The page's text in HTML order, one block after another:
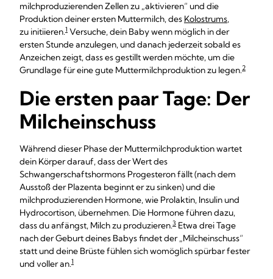
milchproduzierenden Zellen zu „aktivieren“ und die
Produktion deiner ersten Muttermilch, des Kolostrums,
zu initiieren.1 Versuche, dein Baby wenn möglich in der
ersten Stunde anzulegen, und danach jederzeit sobald es
Anzeichen zeigt, dass es gestillt werden möchte, um die
Grundlage für eine gute Muttermilchproduktion zu legen.2
Die ersten paar Tage: Der
Milcheinschuss
Während dieser Phase der Muttermilchproduktion wartet
dein Körper darauf, dass der Wert des
Schwangerschaftshormons Progesteron fällt (nach dem
Ausstoß der Plazenta beginnt er zu sinken) und die
milchproduzierenden Hormone, wie Prolaktin, Insulin und
Hydrocortison, übernehmen. Die Hormone führen dazu,
dass du anfängst, Milch zu produzieren.3 Etwa drei Tage
nach der Geburt deines Babys findet der „Milcheinschuss“
statt und deine Brüste fühlen sich womöglich spürbar fester
und voller an.1